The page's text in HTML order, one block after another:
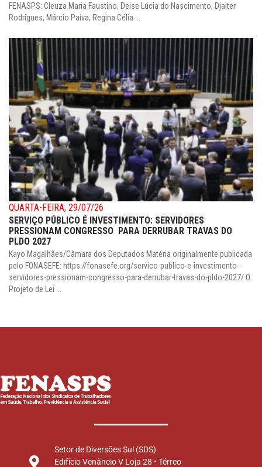
FENASPS: Cleuza Maria Faustino, Deise Lúcia do Nascimento, Djalter
Rodrigues, Márcio Paiva, Regina Célia ...
QUARTA-FEIRA, 29/07/26
SERVIÇO PÚBLICO É INVESTIMENTO: SERVIDORES
PRESSIONAM CONGRESSO PARA DERRUBAR TRAVAS DO
PLDO 2027
Kayo Magalhães/Câmara dos Deputados Matéria originalmente publicada
pelo FONASEFE: https://fonasefe.org/servico-publico-e-investimento-
servidores-pressionam-congresso-para-derrubar-travas-do-pldo-2027/ O
Projeto de Lei ...
Setor de Diversões Sul (SDS)
Edifício Venâncio V Loja 28 • Térreo